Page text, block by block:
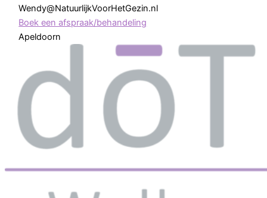
Wendy@NatuurlijkVoorHetGezin.nl
Boek een afspraak/behandeling
Apeldoorn